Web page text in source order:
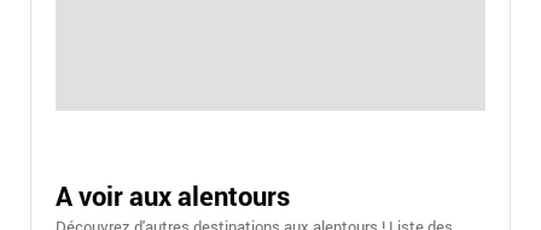
A voir aux alentours